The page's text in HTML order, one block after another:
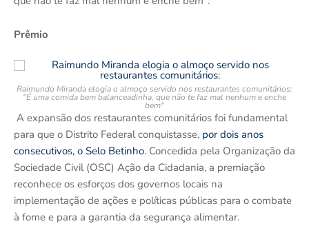
Prêmio
Raimundo Miranda elogia o almoço servido nos restaurantes comunitários:
"É uma comida bem balanceadinha, que não te faz mal nenhum e enche
bem"
A expansão dos restaurantes comunitários foi fundamental
para que o Distrito Federal conquistasse, por dois anos
consecutivos, o Selo Betinho. Concedida pela Organização da
Sociedade Civil (OSC) Ação da Cidadania, a premiação
reconhece os esforços dos governos locais na
implementação de ações e políticas públicas para o combate
à fome e para a garantia da segurança alimentar.